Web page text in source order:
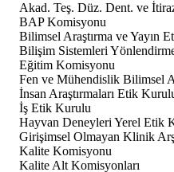
Akad. Teş. Düz. Dent. ve
BAP Komisyonu
Bilimsel Araştırma ve Yayın
Bilişim Sistemleri
Eğitim Komisyonu
Fen ve Mühendislik Bilimsel
İnsan Araştırmaları Etik
İş Etik Kurulu
Hayvan Deneyleri Yerel Etik
Girişimsel Olmayan Klinik
Kalite Komisyonu
Kalite Alt Komisyonları